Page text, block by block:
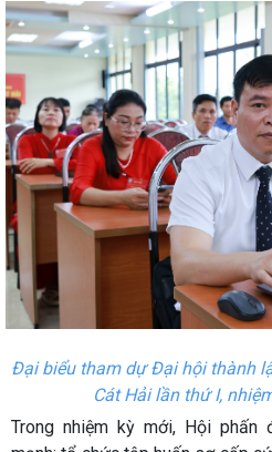
Đại biểu tham dự Đại hội thành
Cát Hải lần thứ I,
Trong nhiệm kỳ mới, Hội